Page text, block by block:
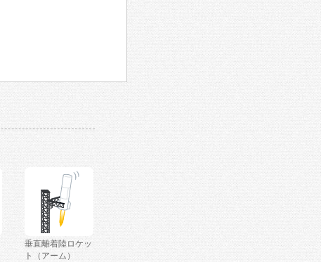
垂直離着陸ロケッ
ト（アーム）